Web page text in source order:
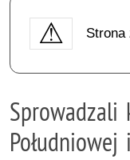
Strona
Sprowadzali